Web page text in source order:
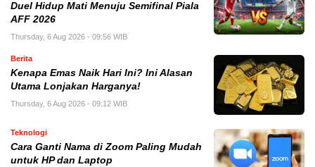
Duel Hidup Mati Menuju Semifinal Piala
AFF 2026
Thursday, 6 Aug 2026 - 09:56 WIB
Berita
Kenapa Emas Naik Hari Ini? Ini Alasan
Utama Lonjakan Harganya!
Thursday, 6 Aug 2026 - 09:12 WIB
Teknologi
Cara Ganti Nama di Zoom Paling Mudah
untuk HP dan Laptop